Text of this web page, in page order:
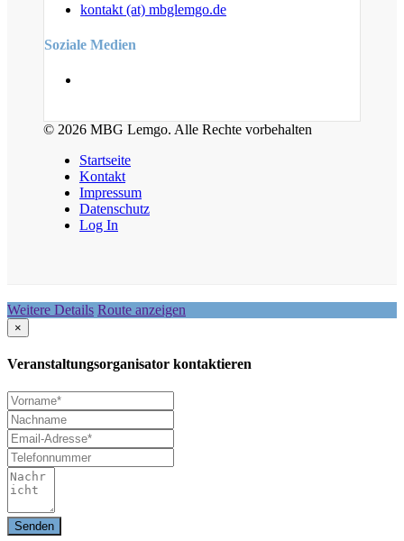
kontakt (at) mbglemgo.de
Soziale Medien
© 2026 MBG Lemgo. Alle Rechte vorbehalten
Startseite
Kontakt
Impressum
Datenschutz
Log In
Weitere Details Route anzeigen
×
Veranstaltungsorganisator kontaktieren